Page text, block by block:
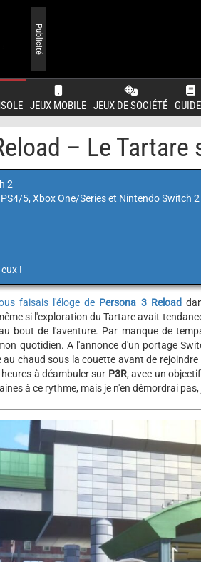
JEUX MOBILE JEUX DE SOCIÉTÉ
Publicité
– Le Tartare
2
PS4/5, Xbox One/Series et Nintendo Switch 2
!
faisais l'éloge de Persona 3 Reload
si l'exploration du Tartare avait
bout de l'aventure. Par manque de
quotidien. A l'annonce d'un portage
chaud sous la couette avant de
à déambuler sur P3R, avec un
à ce rythme, mais je n'en démordrai